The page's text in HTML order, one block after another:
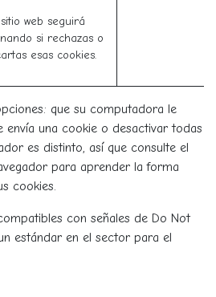
web seguirá
si rechazas o
esas cookies.
que su computadora le
envía una cookie o desactivar todas
es distinto, así que consulte el
para aprender la forma
cookies.
con señales de Do Not
estándar en el sector para el